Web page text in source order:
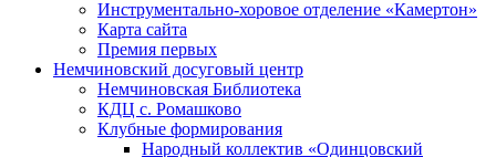
Инструментально-хоровое отделение «Камертон»
Карта сайта
Премия первых
Немчиновский досуговый центр
Немчиновская Библиотека
КДЦ с. Ромашково
Клубные формирования
Народный коллектив «Одинцовский